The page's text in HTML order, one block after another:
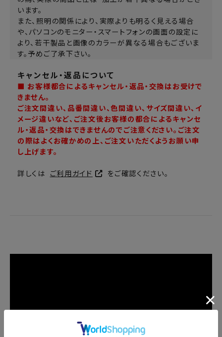
います。
また、照明の関係により、実際よりも明るく見える場合
や、パソコンのモニター・スマートフォンの画面の設定に
より、若干製品と画像のカラーが異なる場合もございま
す。予めご了承下さい。
キャンセル・返品について
■ お客様都合によるキャンセル・返品・交換はお受けで
きません。
ご注文間違い、品番間違い、色間違い、サイズ間違い、イ
メージ違いなど、ご注文後お客様の都合によるキャンセ
ル・返品・交換はできませんのでご注意ください。ご注文
の際はよくお確かめの上、ご注文いただくようお願い申
し上げます。
詳しくは ご利用ガイド をご確認ください。